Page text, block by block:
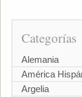
Categorías
Alemania
América
Argelia